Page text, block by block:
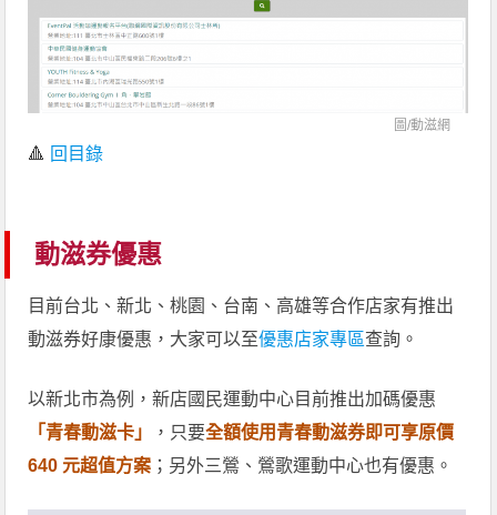
圖/動滋網
🔺 回目錄
動滋券優惠
目前台北、新北、桃園、台南、高雄等合作店家有推出
動滋券好康優惠，大家可以至優惠店家專區查詢。
以新北市為例，新店國民運動中心目前推出加碼優惠
「青春動滋卡」
，只要全額使用青春動滋券即可享原價
640 元超值方案 ；另外三鶯、鶯歌運動中心也有優惠。